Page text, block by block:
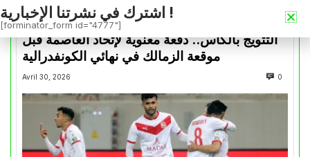
كأس الكونفدرالية
التتويج بالكأس.. دفعة معنوية لإتحاد العاصمة قبل
موقعة الزمالك في نهائي الكونفدرالية
Avril 30, 2026 0
اشترك في نشرتنا الإخبارية !
[forminator_form id="4777"]